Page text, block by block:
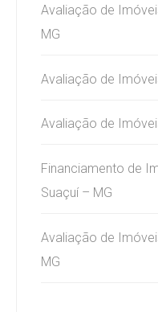
Avaliação de
MG
Avaliação de
Avaliação de
Financiamento de
Suaçuí – MG
Avaliação de
MG